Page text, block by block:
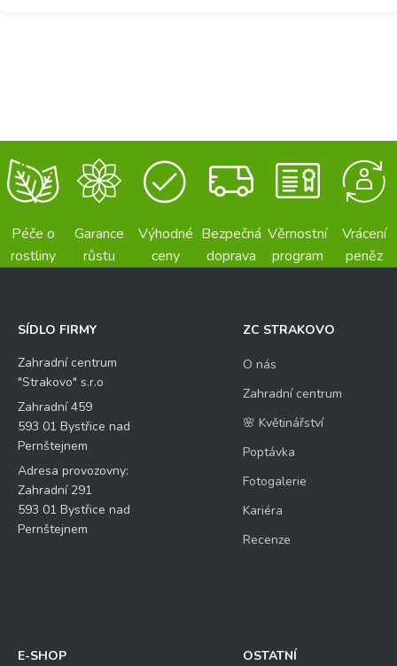
Péče o
rostliny
Garance
růstu
Výhodné
ceny
Bezpečná
doprava
Věrnostní
program
Vrácení
peněz
SÍDLO FIRMY
Zahradní centrum
"Strakovo" s.r.o
Zahradní 459
593 01 Bystřice nad
Pernštejnem
Adresa provozovny:
Zahradní 291
593 01 Bystřice nad
Pernštejnem
ZC STRAKOVO
O nás
Zahradní centrum
🌸 Květinářství
Poptávka
Fotogalerie
Kariéra
Recenze
E-SHOP OSTATNÍ